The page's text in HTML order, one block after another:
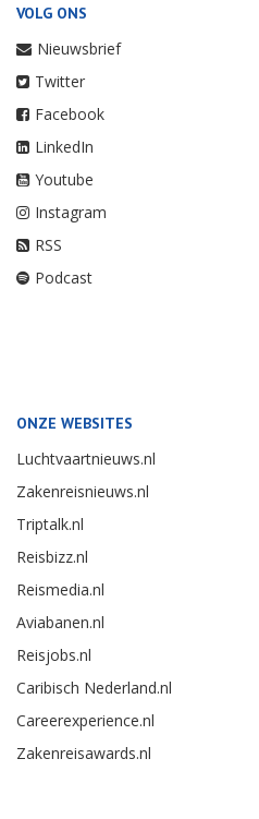
VOLG ONS
Nieuwsbrief
Twitter
Facebook
LinkedIn
Youtube
Instagram
RSS
Podcast
ONZE WEBSITES
Luchtvaartnieuws.nl
Zakenreisnieuws.nl
Triptalk.nl
Reisbizz.nl
Reismedia.nl
Aviabanen.nl
Reisjobs.nl
Caribisch Nederland.nl
Careerexperience.nl
Zakenreisawards.nl